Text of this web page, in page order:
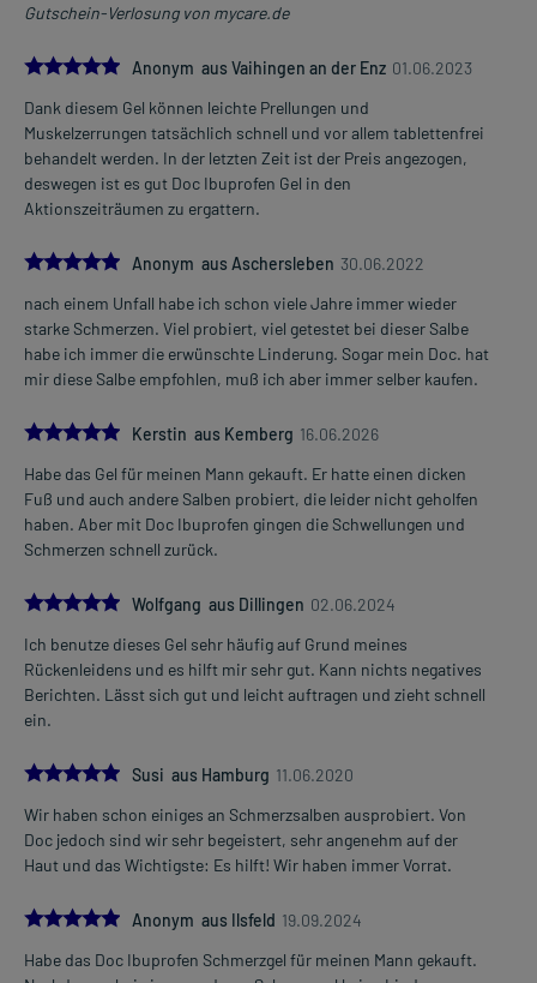
Gutschein-Verlosung von mycare.de
5.0Anonym aus Vaihingen an der Enz 01.06.2023
Dank diesem Gel können leichte Prellungen und
Muskelzerrungen tatsächlich schnell und vor allem tablettenfrei
behandelt werden. In der letzten Zeit ist der Preis angezogen,
deswegen ist es gut Doc Ibuprofen Gel in den
Aktionszeiträumen zu ergattern.
5.0Anonym aus Aschersleben 30.06.2022
nach einem Unfall habe ich schon viele Jahre immer wieder
starke Schmerzen. Viel probiert, viel getestet bei dieser Salbe
habe ich immer die erwünschte Linderung. Sogar mein Doc. hat
mir diese Salbe empfohlen, muß ich aber immer selber kaufen.
5.0
Kerstin aus Kemberg 16.06.2026
Habe das Gel für meinen Mann gekauft. Er hatte einen dicken
Fuß und auch andere Salben probiert, die leider nicht geholfen
haben. Aber mit Doc Ibuprofen gingen die Schwellungen und
Schmerzen schnell zurück.
5.0
Wolfgang aus Dillingen 02.06.2024
Ich benutze dieses Gel sehr häufig auf Grund meines
Rückenleidens und es hilft mir sehr gut. Kann nichts negatives
Berichten. Lässt sich gut und leicht auftragen und zieht schnell
ein.
5.0
Susi aus Hamburg 11.06.2020
Wir haben schon einiges an Schmerzsalben ausprobiert. Von
Doc jedoch sind wir sehr begeistert, sehr angenehm auf der
Haut und das Wichtigste: Es hilft! Wir haben immer Vorrat.
5.0Anonym aus Ilsfeld 19.09.2024
Habe das Doc Ibuprofen Schmerzgel für meinen Mann gekauft.